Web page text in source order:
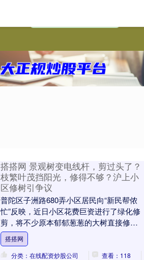
搭搭网 景观树变电线杆，剪过头了？
枝繁叶茂挡阳光，修得不够？沪上小
区修树引争议
普陀区子洲路680弄小区居民向“新民帮侬
忙”反映，近日小区花费巨资进行了绿化修
剪，将不少原本郁郁葱葱的大树直接修剪
成了光秃秃的“电线杆”，质疑存在过度修
剪。居民....
搭搭网
分类：在线配资炒股公司
查看：118